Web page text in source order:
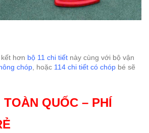
hơn bộ 11 chi tiết này cùng với bộ vận
chóp , hoặc 114 chi tiết có chóp bé sẽ
QUỐC – PHÍ